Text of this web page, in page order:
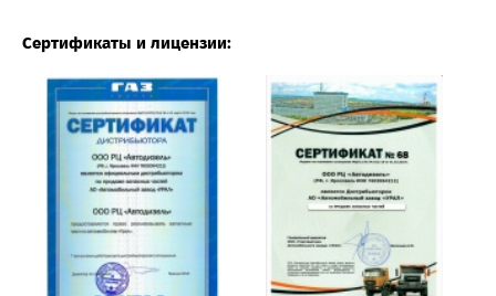
Сертификаты и лицензии: